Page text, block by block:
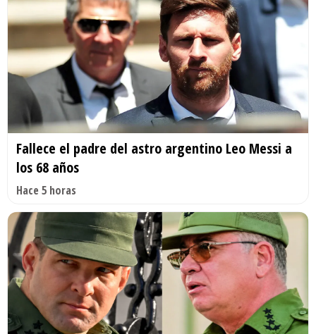
Fallece el padre del astro argentino Leo Messi a
los 68 años
Hace 5 horas